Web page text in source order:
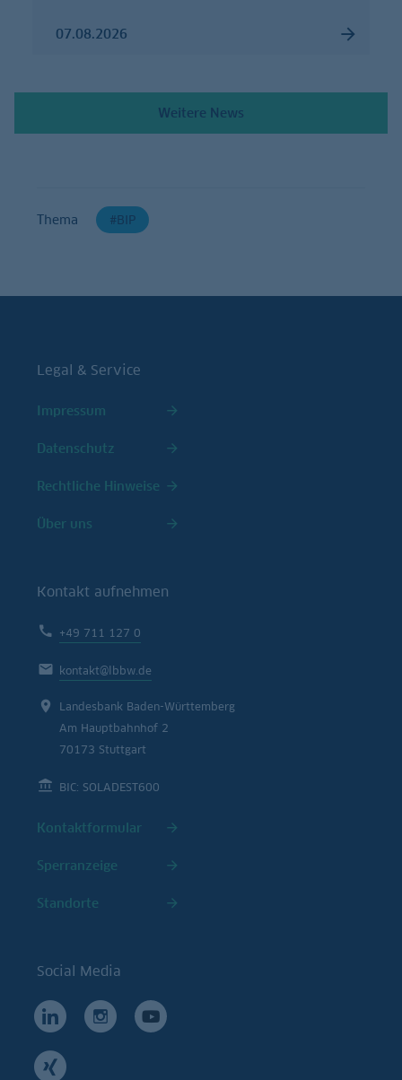
07.08.2026
Weitere News
Thema BIP
Legal & Service
Impressum
Datenschutz
Rechtliche Hinweise
Über uns
Kontakt aufnehmen
+49 711 127 0
kontakt@lbbw.de
Landesbank Baden-Württemberg
Am Hauptbahnhof 2
70173 Stuttgart
BIC: SOLADEST600
Kontaktformular
Sperranzeige
Standorte
Social Media